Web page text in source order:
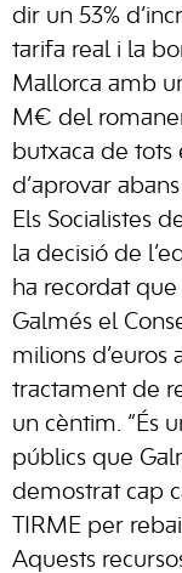
dir un 53%
tarifa real i la
Mallorca amb
M€ del
butxaca de tots
d’aprovar
Els Socialistes
la decisió de
ha recordat
Galmés el
milions d’euros
tractament de
un cèntim. “És
públics que
demostrat cap
TIRME per
Aquests